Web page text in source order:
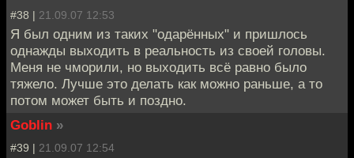
#38 | 21.09.07 12:53
Я был одним из таких "одарённых" и пришлось
однажды выходить в реальность из своей головы.
Меня не чморили, но выходить всё равно было
тяжело. Лучше это делать как можно раньше, а то
потом может быть и поздно.
Goblin »
#39 | 21.09.07 12:54